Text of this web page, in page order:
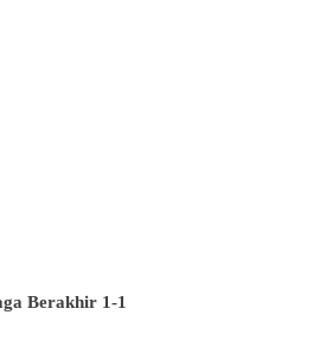
Berakhir 1-1